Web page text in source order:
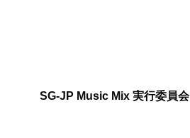
SG-JP Music Mix 実行委員会